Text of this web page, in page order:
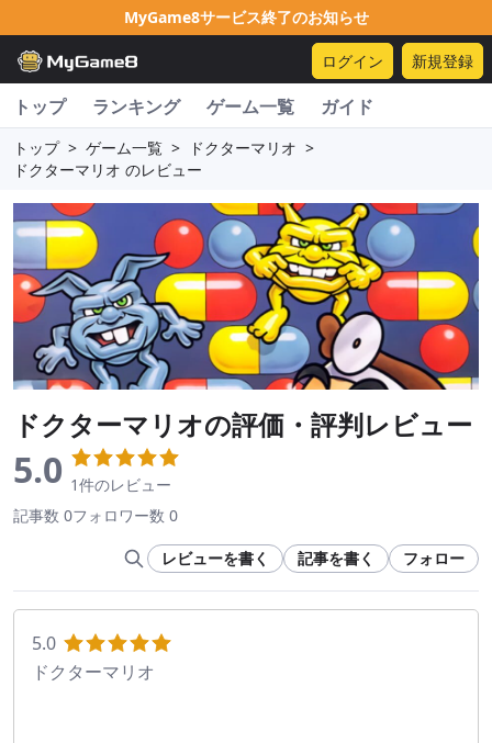
MyGame8サービス終了のお知らせ
ログイン 新規登録
トップ ランキング ゲーム一覧 ガイド
トップ > ゲーム一覧 > ドクターマリオ >
ドクターマリオ のレビュー
ドクターマリオの評価・評判レビュー
5.0 1件のレビュー
記事数 0フォロワー数 0
レビューを書く 記事を書く フォロー
5.0
ドクターマリオ